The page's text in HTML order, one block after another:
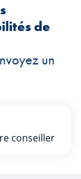
de
un
conseiller